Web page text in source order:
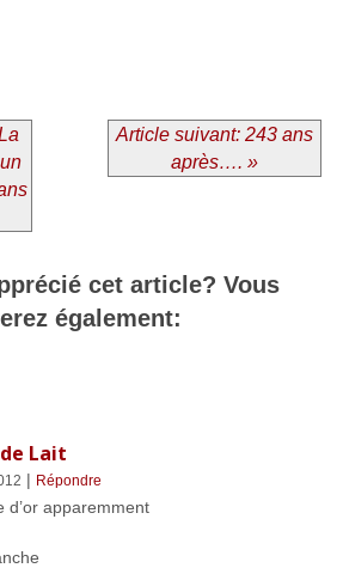
Article suivant: 243 ans
après…. »
cet article? Vous
également:
Lait
| Répondre
d’or apparemment